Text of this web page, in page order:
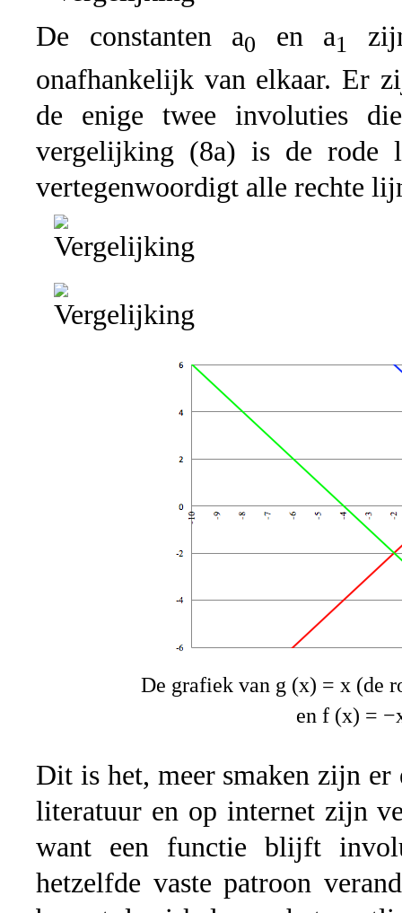
De constanten a0 en a1
onafhankelijk van elkaar. Er
de enige twee involuties
vergelijking (8a) is de rode
vertegenwoordigt alle rechte
De grafiek van g (x) = x (de
en f (x) =
Dit is het, meer smaken zijn
literatuur en op internet zijn
want een functie blijft
hetzelfde vaste patroon